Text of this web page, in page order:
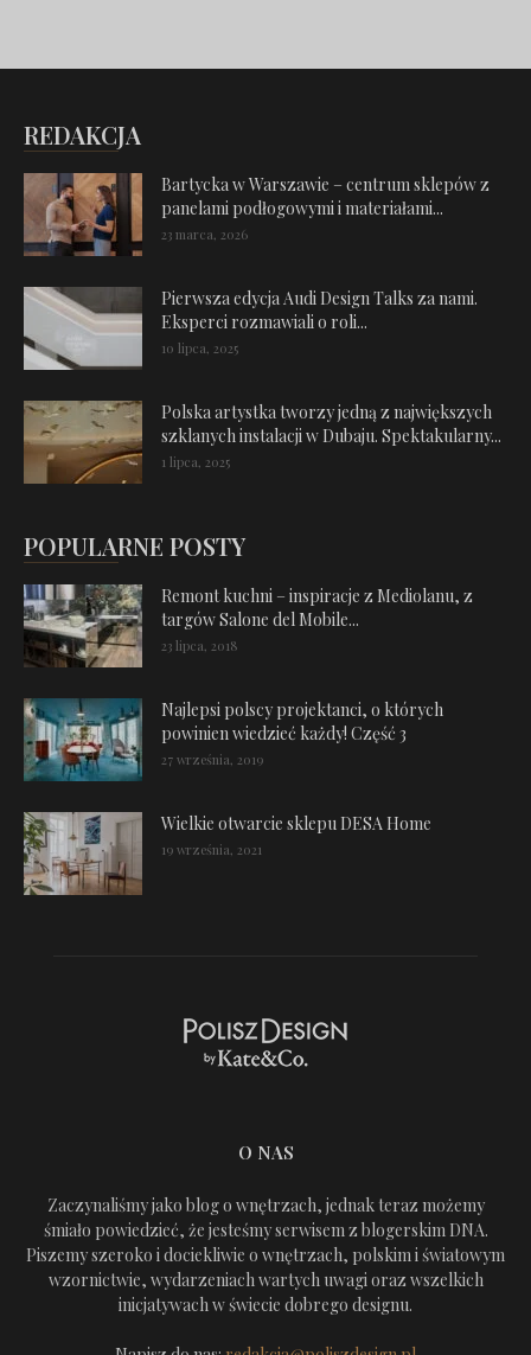
REDAKCJA
Bartycka w Warszawie – centrum sklepów z
panelami podłogowymi i materiałami...
23 marca, 2026
Pierwsza edycja Audi Design Talks za nami.
Eksperci rozmawiali o roli...
10 lipca, 2025
Polska artystka tworzy jedną z największych
szklanych instalacji w Dubaju. Spektakularny...
1 lipca, 2025
POPULARNE POSTY
Remont kuchni – inspiracje z Mediolanu, z
targów Salone del Mobile...
23 lipca, 2018
Najlepsi polscy projektanci, o których
powinien wiedzieć każdy! Część 3
27 września, 2019
Wielkie otwarcie sklepu DESA Home
19 września, 2021
O NAS
Zaczynaliśmy jako blog o wnętrzach, jednak teraz możemy
śmiało powiedzieć, że jesteśmy serwisem z blogerskim DNA.
Piszemy szeroko i dociekliwie o wnętrzach, polskim i światowym
wzornictwie, wydarzeniach wartych uwagi oraz wszelkich
inicjatywach w świecie dobrego designu.